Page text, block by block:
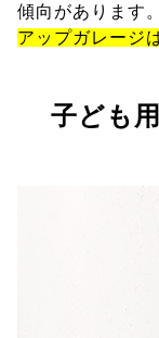
傾向があります。
アップガレージ
子ども